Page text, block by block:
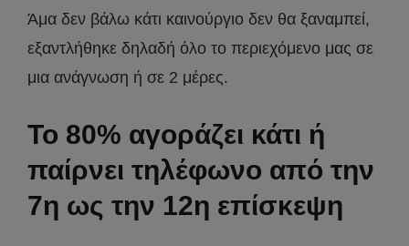
Άμα δεν βάλω κάτι καινούργιο δεν θα ξαναμπεί,
εξαντλήθηκε δηλαδή όλο το περιεχόμενο μας σε
μια ανάγνωση ή σε 2 μέρες.
Το 80% αγοράζει κάτι ή
παίρνει τηλέφωνο από την
7η ως την 12η επίσκεψη